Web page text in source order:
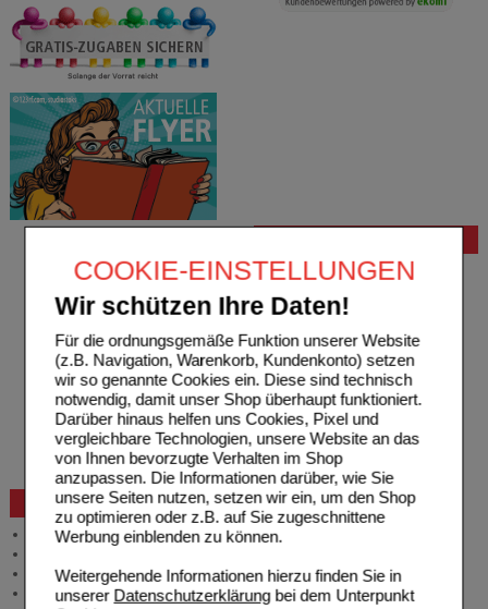
COOKIE-EINSTELLUNGEN
Wir schützen Ihre Daten!
Für die ordnungsgemäße Funktion unserer Website
(z.B. Navigation, Warenkorb, Kundenkonto) setzen
wir so genannte Cookies ein. Diese sind technisch
notwendig, damit unser Shop überhaupt funktioniert.
Darüber hinaus helfen uns Cookies, Pixel und
vergleichbare Technologien, unsere Website an das
von Ihnen bevorzugte Verhalten im Shop
anzupassen. Die Informationen darüber, wie Sie
unsere Seiten nutzen, setzen wir ein, um den Shop
zu optimieren oder z.B. auf Sie zugeschnittene
Werbung einblenden zu können.
Weitergehende Informationen hierzu finden Sie in
unserer Datenschutzerklärungbei dem Unterpunkt
Hilfe zur Anmeldung
Zahlungsmöglichkeiten
Freiumschläge anfordern
Freiumschläge downloaden
Auslandsbestellung
Reklamation
Widerrufsformular
Problembehebung
Bestellschein
Beratung und Service
Allgemeine Information
Meldung Arzneimittelrisiken
Zuzahlungsfreie Arzneien